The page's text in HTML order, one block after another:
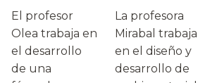
El profesor
Olea trabaja en
el desarrollo
de una
La profesora
Mirabal trabaja
en el diseño y
desarrollo de